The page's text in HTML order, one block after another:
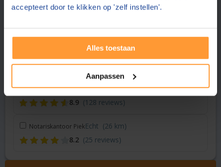
accepteert door te klikken op 'zelf instellen'.
Alles toestaan
Aanpassen
AKTIE Notaris Zuid-Limburg Echt
8.2 (25 reviews)
AKTIE Notaris Maas en PeellandHelmond
8.5 (23 reviews)
Van der Veer NotariaatWaalre (25 km)
8.9 (128 reviews)
Notariskantoor PiekEcht (26 km)
8.2 (25 reviews)